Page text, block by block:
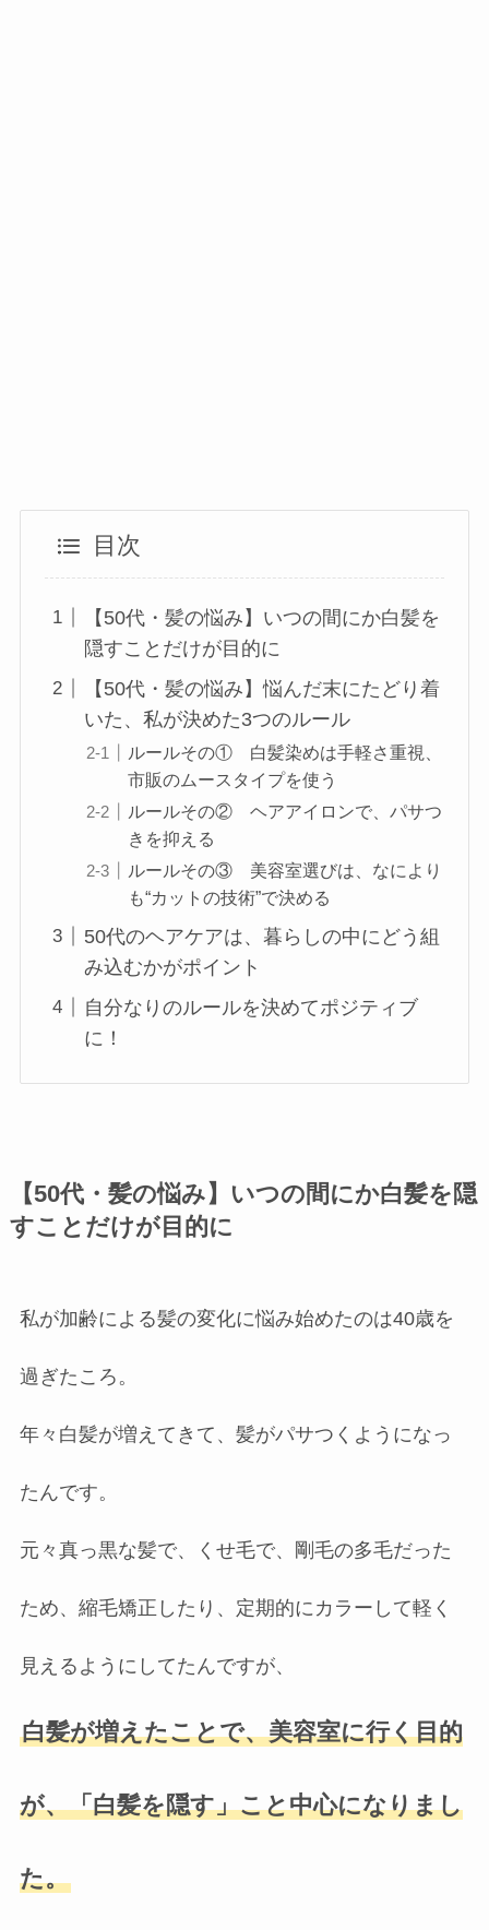
目次
【50代・髪の悩み】いつの間にか白髪を
隠すことだけが目的に
【50代・髪の悩み】悩んだ末にたどり着
いた、私が決めた3つのルール
ルールその① 白髪染めは手軽さ重視、
市販のムースタイプを使う
ルールその② ヘアアイロンで、パサつ
きを抑える
ルールその③ 美容室選びは、なにより
も“カットの技術”で決める
50代のヘアケアは、暮らしの中にどう組
み込むかがポイント
自分なりのルールを決めてポジティブ
に！
【50代・髪の悩み】いつの間にか白髪を隠
すことだけが目的に
私が加齢による髪の変化に悩み始めたのは40歳を
過ぎたころ。
年々白髪が増えてきて、髪がパサつくようになっ
たんです。
元々真っ黒な髪で、くせ毛で、剛毛の多毛だった
ため、縮毛矯正したり、定期的にカラーして軽く
見えるようにしてたんですが、
白髪が増えたことで、美容室に行く目的
が、「白髪を隠す」こと中心になりまし
た。